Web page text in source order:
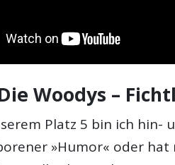
Woodys –
Platz 5 bin ich hin-
»Humor« oder